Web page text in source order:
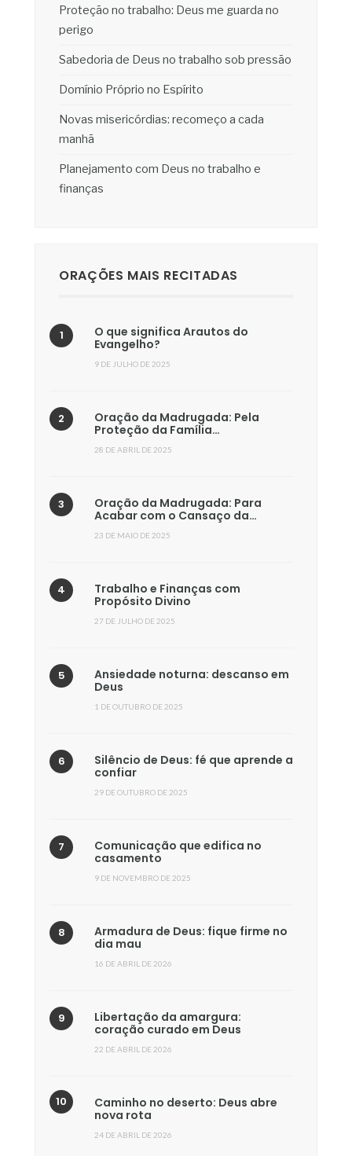
Proteção no trabalho: Deus me guarda no
perigo
Sabedoria de Deus no trabalho sob pressão
Domínio Próprio no Espírito
Novas misericórdias: recomeço a cada
manhã
Planejamento com Deus no trabalho e
finanças
ORAÇÕES MAIS RECITADAS
O que significa Arautos do
Evangelho?
9 DE JULHO DE 2025
Oração da Madrugada: Pela
Proteção da Família…
28 DE ABRIL DE 2025
Oração da Madrugada: Para
Acabar com o Cansaço da…
23 DE MAIO DE 2025
Trabalho e Finanças com
Propósito Divino
27 DE JULHO DE 2025
Ansiedade noturna: descanso em
Deus
1 DE OUTUBRO DE 2025
Silêncio de Deus: fé que aprende a
confiar
29 DE OUTUBRO DE 2025
Comunicação que edifica no
casamento
9 DE NOVEMBRO DE 2025
Armadura de Deus: fique firme no
dia mau
16 DE ABRIL DE 2026
Libertação da amargura:
coração curado em Deus
22 DE ABRIL DE 2026
Caminho no deserto: Deus abre
nova rota
24 DE ABRIL DE 2026